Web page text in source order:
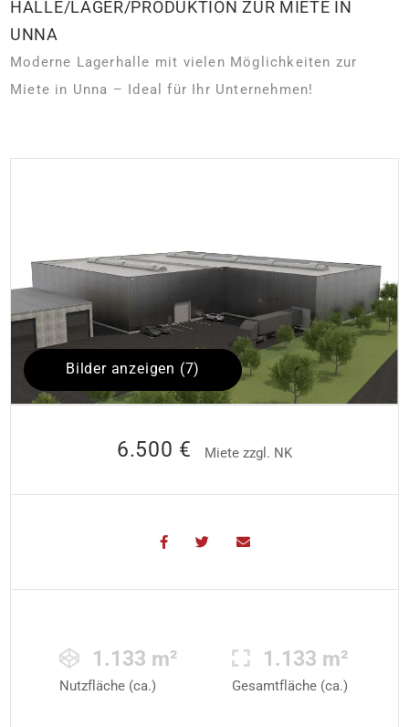
HALLE/LAGER/PRODUKTION ZUR MIETE IN
UNNA
Moderne Lagerhalle mit vielen Möglichkeiten zur
Miete in Unna – Ideal für Ihr Unternehmen!
Bilder anzeigen (7)
6.500 € Miete zzgl. NK
1.133 m²
Nutzfläche (ca.)
1.133 m²
Gesamtfläche (ca.)